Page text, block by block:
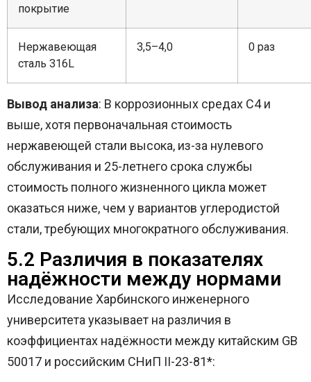
покрытие
Нержавеющая
сталь 316L
3,5–4,0 0 раз
Вывод анализа: В коррозионных средах C4 и
выше, хотя первоначальная стоимость
нержавеющей стали высока, из-за нулевого
обслуживания и 25-летнего срока службы
стоимость полного жизненного цикла может
оказаться ниже, чем у вариантов углеродистой
стали, требующих многократного обслуживания.
5.2 Различия в показателях
надёжности между нормами
Исследование Харбинского инженерного
университета указывает на различия в
коэффициентах надёжности между китайским GB
50017 и российским СНиП II-23-81*: